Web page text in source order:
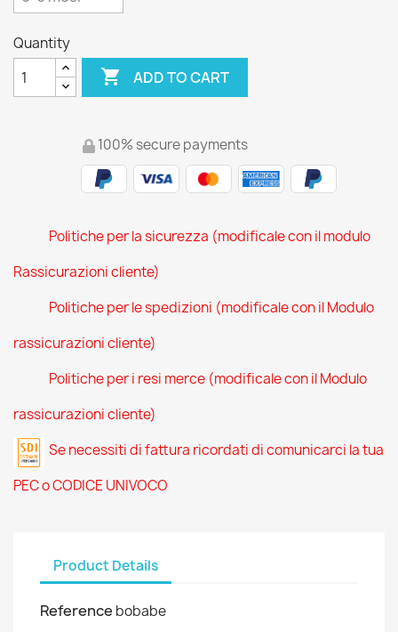
Quantity
 ADD TO CART
100% secure payments
Politiche per la sicurezza (modificale con il modulo
Rassicurazioni cliente)
Politiche per le spedizioni (modificale con il Modulo
rassicurazioni cliente)
Politiche per i resi merce (modificale con il Modulo
rassicurazioni cliente)
Se necessiti di fattura ricordati di comunicarci la tua
PEC o CODICE UNIVOCO
Product Details
Reference bobabe